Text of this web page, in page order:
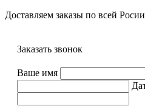
Доставляем заказы по всей
Заказать звонок
Ваше имя